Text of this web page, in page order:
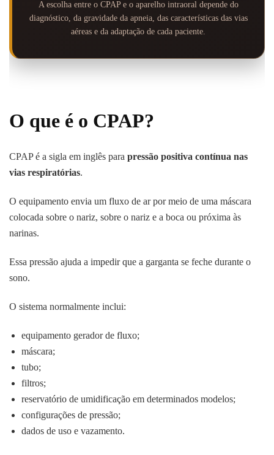
A escolha entre o CPAP e o aparelho intraoral depende do
diagnóstico, da gravidade da apneia, das características das vias
aéreas e da adaptação de cada paciente.
O que é o CPAP?
CPAP é a sigla em inglês para pressão positiva contínua nas
vias respiratórias.
O equipamento envia um fluxo de ar por meio de uma máscara
colocada sobre o nariz, sobre o nariz e a boca ou próxima às
narinas.
Essa pressão ajuda a impedir que a garganta se feche durante o
sono.
O sistema normalmente inclui:
equipamento gerador de fluxo;
máscara;
tubo;
filtros;
reservatório de umidificação em determinados modelos;
configurações de pressão;
dados de uso e vazamento.